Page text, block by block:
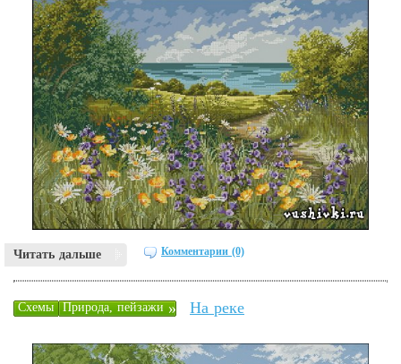
Читать дальше Комментарии (0)
Схемы »
Природа, пейзажи На реке